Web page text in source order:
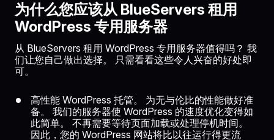
为什么您应该从 BlueServers 租用
WordPress 专用服务器
从 BlueServers 租用 WordPress 专用服务器值得吗？ 我
们让您自己做出选择。 只需看看这些令人兴奋的好处即
可。
高性能 WordPress 托管。 为无与伦比的性能做好准
备。 我们的服务器使 WordPress 的速度优化变得如
此简单。 不再需要等待页面加载或处理停机时间。
因此，您的 WordPress 网站将比以往运行得更流